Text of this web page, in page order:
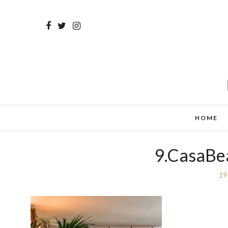
HOME